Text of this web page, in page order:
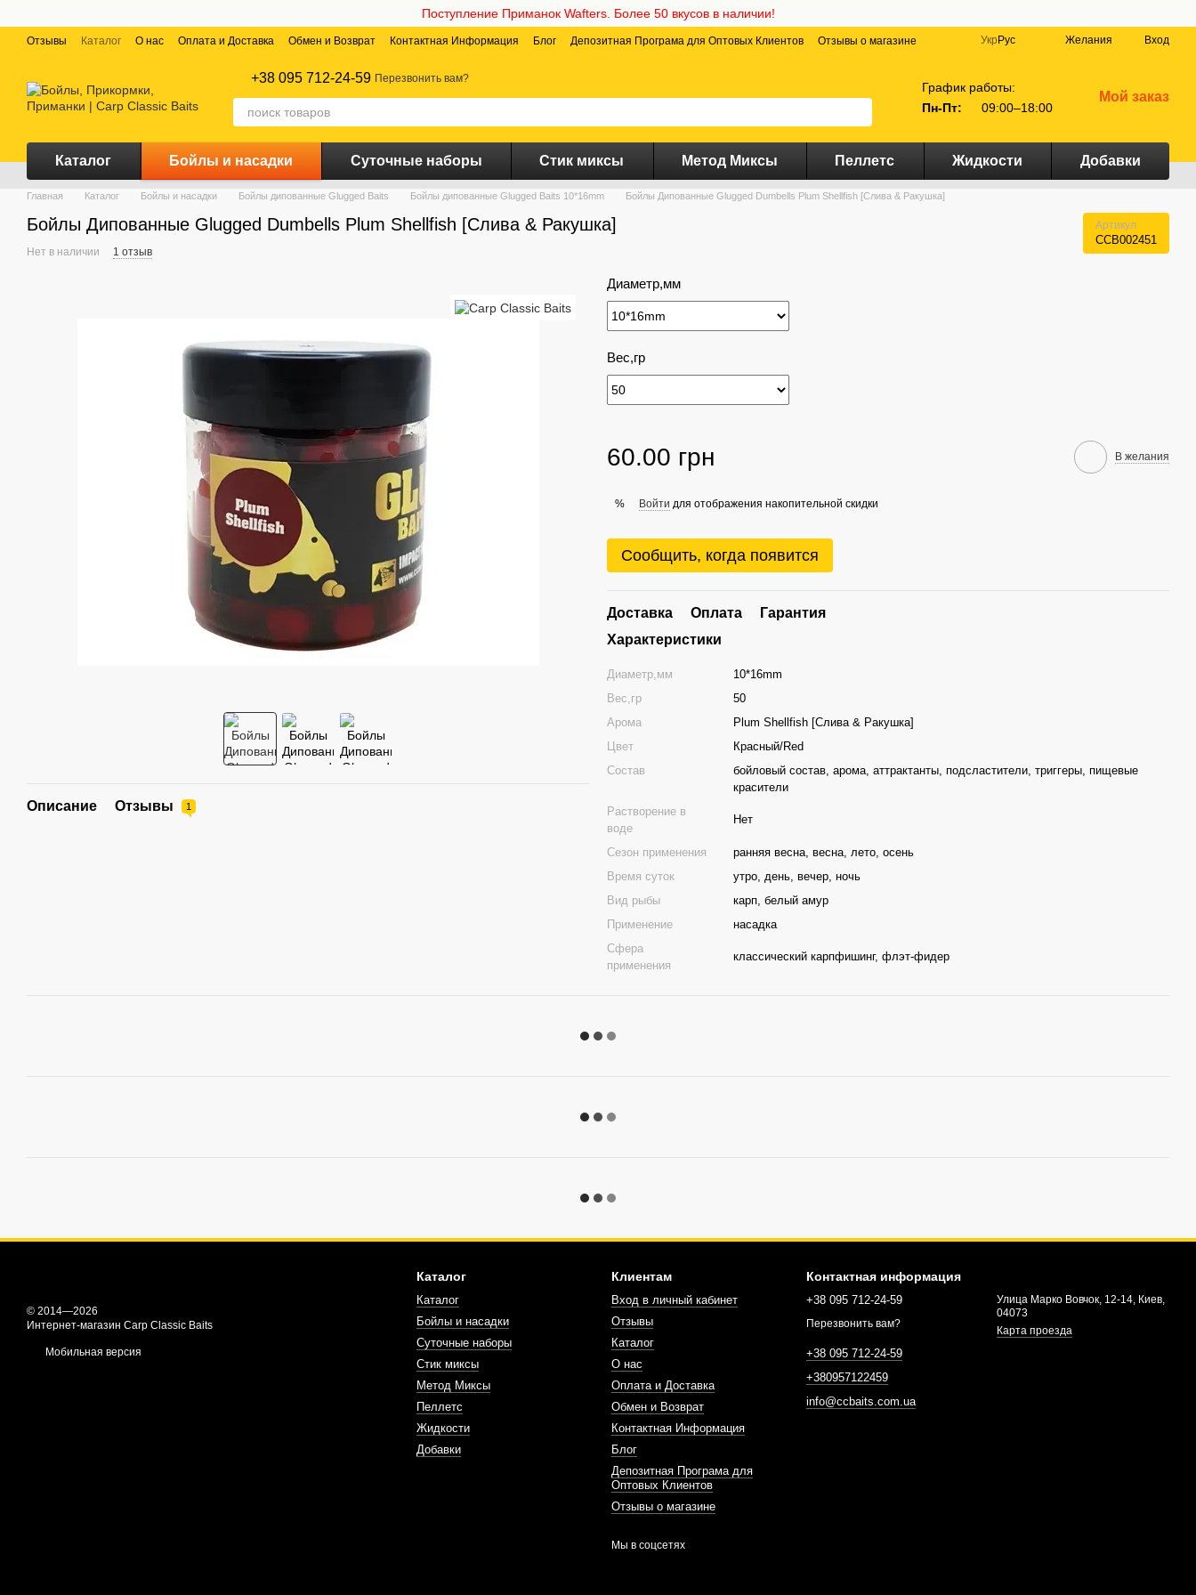
Поступление Приманок Wafters. Более 50 вкусов в наличии!
Отзывы Каталог О нас Оплата и Доставка Обмен и Возврат Контактная Информация Блог Депозитная Програма для Оптовых Клиентов Отзывы о магазине Укр Рус Желания Вход
+38 095 712-24-59 Перезвонить вам?
График работы:
Пн-Пт:
09:00–18:00
Мой заказ
Каталог Бойлы и насадки Суточные наборы Стик миксы Метод Миксы Пеллетс Жидкости Добавки
Главная Каталог Бойлы и насадки Бойлы дипованные Glugged Baits Бойлы дипованные Glugged Baits 10*16mm Бойлы Дипованные Glugged Dumbells Plum Shellfish [Слива & Ракушка]
Бойлы Дипованные Glugged Dumbells Plum Shellfish [Слива & Ракушка] Артикул
CCB002451
Нет в наличии 1 отзыв
Описание Отзывы 1
Диаметр,мм
Вес,гр
60.00 грн В желания
% Войти для отображения накопительной скидки
Сообщить, когда появится
Доставка Оплата
Гарантия
Характеристики
Диаметр,мм
10*16mm
Вес,гр
50
Арома
Plum Shellfish [Слива & Ракушка]
Цвет
Красный/Red
Состав
бойловый состав, арома, аттрактанты, подсластители, триггеры, пищевые
красители
Растворение в
воде
Нет
Сезон применения
ранняя весна, весна, лето, осень
Время суток
утро, день, вечер, ночь
Вид рыбы
карп, белый амур
Применение
насадка
Сфера
применения
классический карпфишинг, флэт-фидер
© 2014—2026
Интернет-магазин Carp Classic Baits
Мобильная версия
Каталог
Каталог
Бойлы и насадки
Суточные наборы
Стик миксы
Метод Миксы
Пеллетс
Жидкости
Добавки
Клиентам
Вход в личный кабинет
Отзывы
Каталог
О нас
Оплата и Доставка
Обмен и Возврат
Контактная Информация
Блог
Депозитная Програма для
Оптовых Клиентов
Отзывы о магазине
Мы в соцсетях
Контактная информация
+38 095 712-24-59
Перезвонить вам?
+38 095 712-24-59
+380957122459
info@ccbaits.com.ua
Улица Марко Вовчок, 12-14, Киев,
04073
Карта проезда